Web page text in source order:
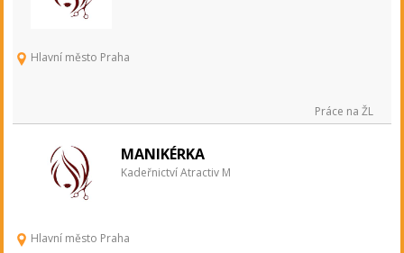
Hlavní město Praha
Práce na ŽL
MANIKÉRKA
Kadeřnictví Atractiv M
Hlavní město Praha